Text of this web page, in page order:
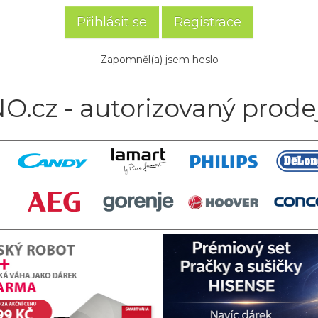
Registrace
Zapomněl(a) jsem heslo
- autorizovaný